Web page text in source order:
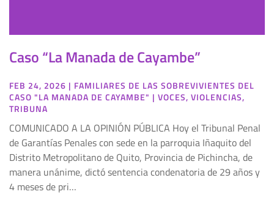
Caso “La Manada de Cayambe”
FEB 24, 2026 | FAMILIARES DE LAS SOBREVIVIENTES DEL
CASO "LA MANADA DE CAYAMBE" | VOCES, VIOLENCIAS,
TRIBUNA
COMUNICADO A LA OPINIÓN PÚBLICA Hoy el Tribunal Penal
de Garantías Penales con sede en la parroquia Iñaquito del
Distrito Metropolitano de Quito, Provincia de Pichincha, de
manera unánime, dictó sentencia condenatoria de 29 años y
4 meses de pri…